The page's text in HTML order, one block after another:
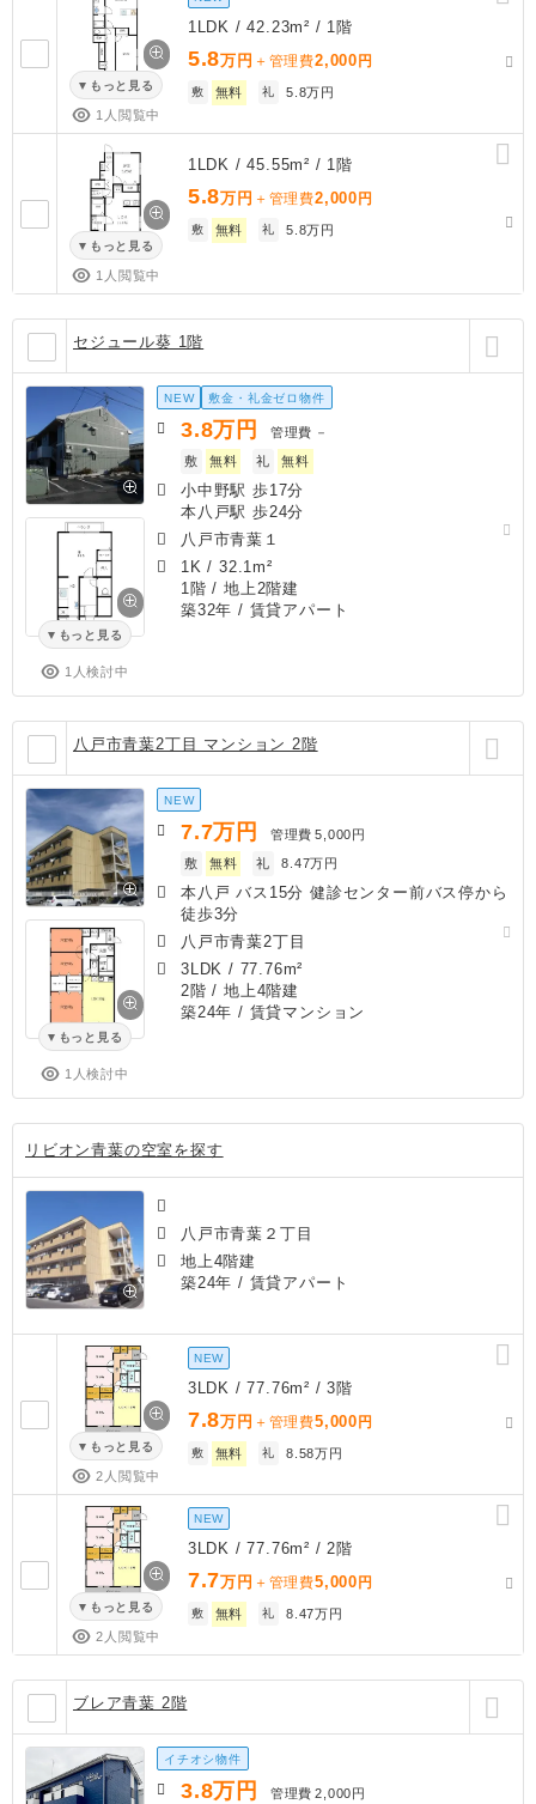
もっと見る
1人閲覧中
1LDK / 42.23m² / 1階
5.8万円 ＋管理費2,000 円
敷 無料 礼 5.8万円
もっと見る
1人閲覧中
1LDK / 45.55m² / 1階
5.8万円 ＋管理費2,000 円
敷 無料 礼 5.8万円
セジュール葵 1階
もっと見る
1人検討中
NEW 敷金・礼金ゼロ物件
3.8万円 管理費 －
敷
無料 礼 無料
小中野駅 歩17分
本八戸駅 歩24分
八戸市青葉１
1K /32.1m²
1階 / 地上2階建
築32年 / 賃貸アパート
八戸市青葉2丁目 マンション 2階
もっと見る
1人検討中
NEW
7.7万円 管理費 5,000円
敷
無料 礼 8.47万円
本八戸 バス15分 健診センター前バス停から
徒歩3分
八戸市青葉2丁目
3LDK / 77.76m²
2階 / 地上4階建
築24年 / 賃貸マンション
リビオン青葉の空室を探す
八戸市青葉２丁目
地上4階建
築24年 / 賃貸アパート
もっと見る
2人閲覧中
NEW
3LDK / 77.76m² / 3階
7.8万円 ＋管理費5,000 円
敷 無料 礼 8.58万円
もっと見る
2人閲覧中
NEW
3LDK / 77.76m² / 2階
7.7万円 ＋管理費5,000 円
敷 無料 礼 8.47万円
ブレア青葉 2階
イチオシ物件
3.8万円 管理費 2,000円